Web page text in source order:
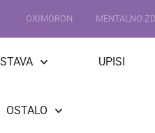
OXIMORON MENTALNO
UPISI
OSTALO